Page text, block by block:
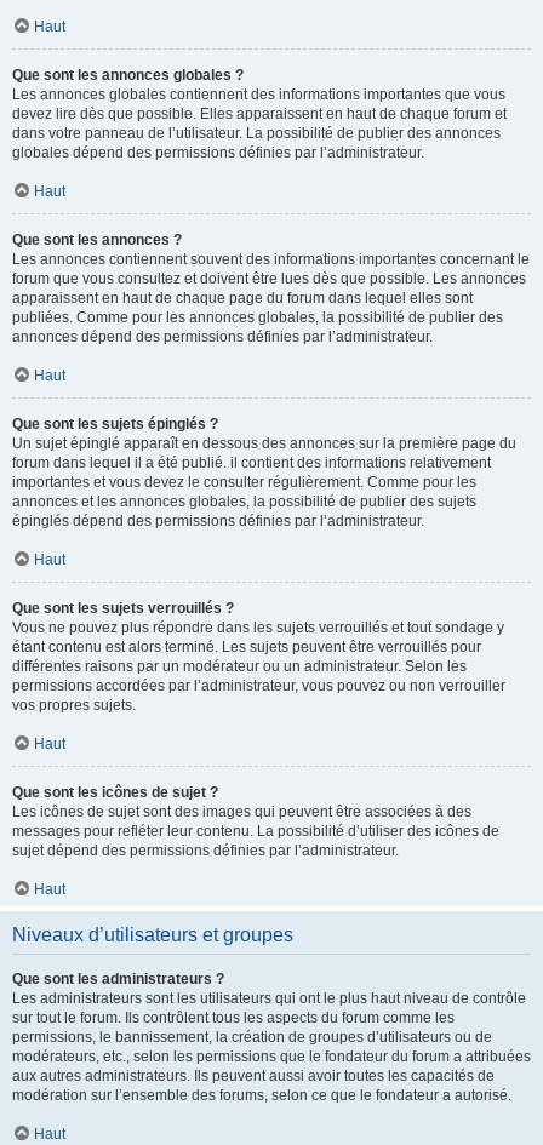
Haut
Que sont les annonces globales ?
Les annonces globales contiennent des informations importantes que vous
devez lire dès que possible. Elles apparaissent en haut de chaque forum et
dans votre panneau de l’utilisateur. La possibilité de publier des annonces
globales dépend des permissions définies par l’administrateur.
Haut
Que sont les annonces ?
Les annonces contiennent souvent des informations importantes concernant le
forum que vous consultez et doivent être lues dès que possible. Les annonces
apparaissent en haut de chaque page du forum dans lequel elles sont
publiées. Comme pour les annonces globales, la possibilité de publier des
annonces dépend des permissions définies par l’administrateur.
Haut
Que sont les sujets épinglés ?
Un sujet épinglé apparaît en dessous des annonces sur la première page du
forum dans lequel il a été publié. il contient des informations relativement
importantes et vous devez le consulter régulièrement. Comme pour les
annonces et les annonces globales, la possibilité de publier des sujets
épinglés dépend des permissions définies par l’administrateur.
Haut
Que sont les sujets verrouillés ?
Vous ne pouvez plus répondre dans les sujets verrouillés et tout sondage y
étant contenu est alors terminé. Les sujets peuvent être verrouillés pour
différentes raisons par un modérateur ou un administrateur. Selon les
permissions accordées par l’administrateur, vous pouvez ou non verrouiller
vos propres sujets.
Haut
Que sont les icônes de sujet ?
Les icônes de sujet sont des images qui peuvent être associées à des
messages pour refléter leur contenu. La possibilité d’utiliser des icônes de
sujet dépend des permissions définies par l’administrateur.
Haut
Niveaux d’utilisateurs et groupes
Que sont les administrateurs ?
Les administrateurs sont les utilisateurs qui ont le plus haut niveau de contrôle
sur tout le forum. Ils contrôlent tous les aspects du forum comme les
permissions, le bannissement, la création de groupes d’utilisateurs ou de
modérateurs, etc., selon les permissions que le fondateur du forum a attribuées
aux autres administrateurs. Ils peuvent aussi avoir toutes les capacités de
modération sur l’ensemble des forums, selon ce que le fondateur a autorisé.
Haut